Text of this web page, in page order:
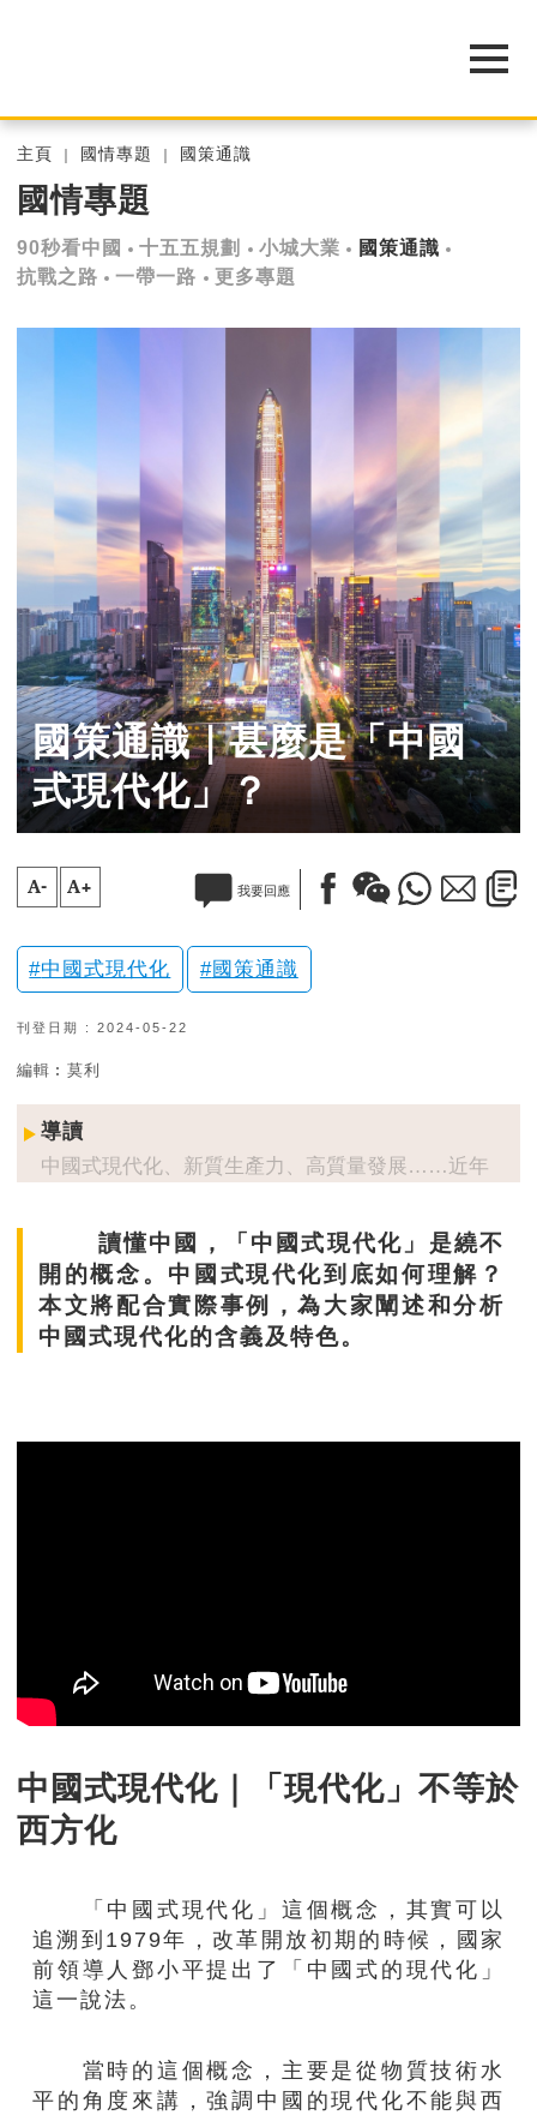
主頁 國情專題 國策通識
國情專題
90秒看中國 十五五規劃 小城大業
國策通識
抗戰之路
一帶一路 更多專題
國策通識｜甚麼是「中國
式現代化」？
A- A+ 我要回應
中國式現代化 國策通識
刊登日期 : 2024-05-22
編輯︰莫利
導讀
中國式現代化、新質生產力、高質量發展……近年
「國策通識」專題系列文章從多個方面，為大家拆
解中國近年重要的國家政策和理念。
讀懂中國，「中國式現代化」是繞不
開的概念。中國式現代化到底如何理解？
本文將配合實際事例，為大家闡述和分析
中國式現代化的含義及特色。
中國式現代化｜「現代化」不等於
西方化
「中國式現代化」這個概念，其實可以
追溯到1979年，改革開放初期的時候，國家
前領導人鄧小平提出了「中國式的現代化」
這一說法。
當時的這個概念，主要是從物質技術水
平的角度來講，強調中國的現代化不能與西